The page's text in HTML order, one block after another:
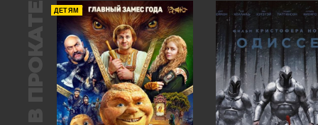
В ПРОКАТЕ ДЕТЯМ